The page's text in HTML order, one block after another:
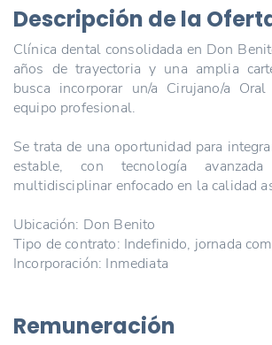
Descripción de la
Clínica dental consolidada en Don
años de trayectoria y una amplia
busca incorporar un/a Cirujano/a
equipo profesional.
Se trata de una oportunidad para
estable, con tecnología
multidisciplinar enfocado en la calidad
Ubicación: Don Benito
Tipo de contrato: Indefinido, jornada
Incorporación: Inmediata
Remuneración